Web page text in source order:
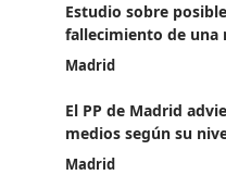
Estudio sobre
fallecimiento de una
Madrid
El PP de Madrid
medios según su
Madrid